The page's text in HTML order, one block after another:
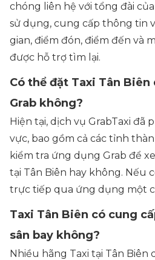
chóng liên hệ với tổng đài
sử dụng, cung cấp thông tin
gian, điểm đón, điểm đến và
được hỗ trợ tìm lại.
Có thể đặt Taxi Tân
Grab không?
Hiện tại, dịch vụ GrabTaxi đã
vực, bao gồm cả các tỉnh
kiểm tra ứng dụng Grab để
tại Tân Biên hay không. Nếu
trực tiếp qua ứng dụng một
Taxi Tân Biên có cung
sân bay không?
Nhiều hãng Taxi tại Tân Biên